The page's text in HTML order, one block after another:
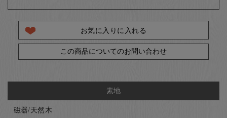
お気に入りに入れる
この商品についてのお問い合わせ
素地
磁器/天然木